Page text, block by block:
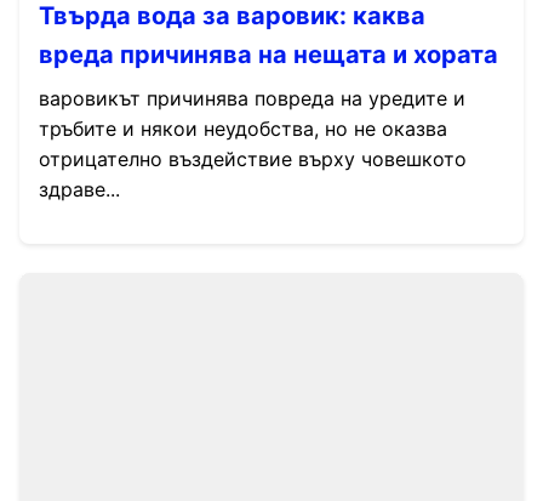
Твърда вода за варовик: каква
вреда причинява на нещата и хората
варовикът причинява повреда на уредите и
тръбите и някои неудобства, но не оказва
отрицателно въздействие върху човешкото
здраве...